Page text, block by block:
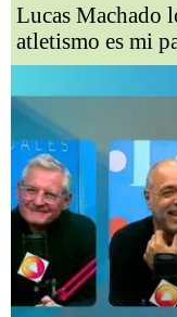
Lucas Machado
atletismo es mi